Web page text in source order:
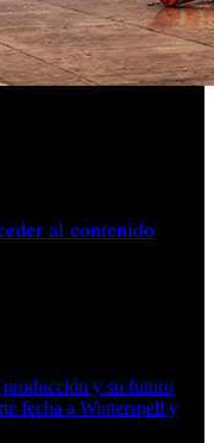
al contenido
y su futuro
fecha a Winterspell y